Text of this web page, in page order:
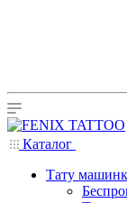
Каталог
Тату